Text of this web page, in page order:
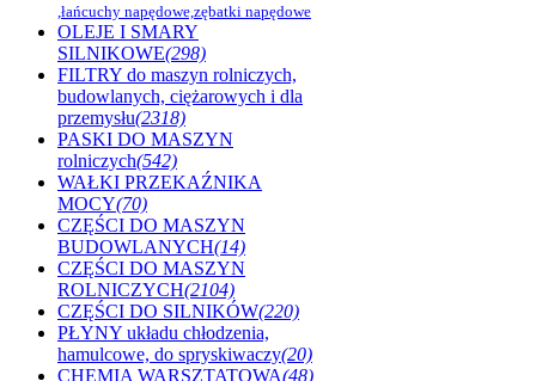
,łańcuchy napędowe,zębatki napędowe
OLEJE I SMARY
SILNIKOWE(298)
FILTRY do maszyn rolniczych,
budowlanych, ciężarowych i dla
przemysłu(2318)
PASKI DO MASZYN
rolniczych(542)
WAŁKI PRZEKAŹNIKA
MOCY(70)
CZĘŚCI DO MASZYN
BUDOWLANYCH(14)
CZĘŚCI DO MASZYN
ROLNICZYCH(2104)
CZĘŚCI DO SILNIKÓW(220)
PŁYNY układu chłodzenia,
hamulcowe, do spryskiwaczy(20)
CHEMIA WARSZTATOWA(48)